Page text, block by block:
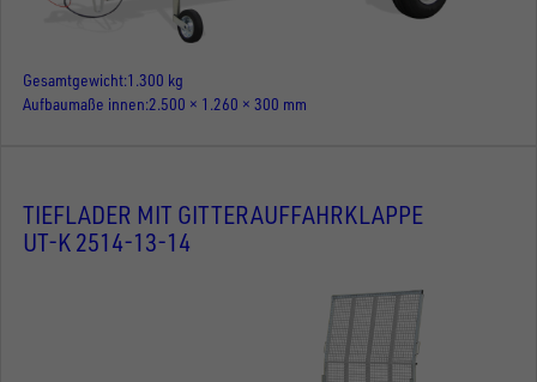
Gesamtgewicht 1.300 kg
Aufbaumaße innen 2.500 × 1.260 × 300 mm
TIEFLADER MIT GITTERAUFFAHRKLAPPE
UT-K 2514-13-14